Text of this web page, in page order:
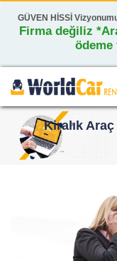
GÜVEN HİSSİ
Firma değiliz
Kiralık Araç